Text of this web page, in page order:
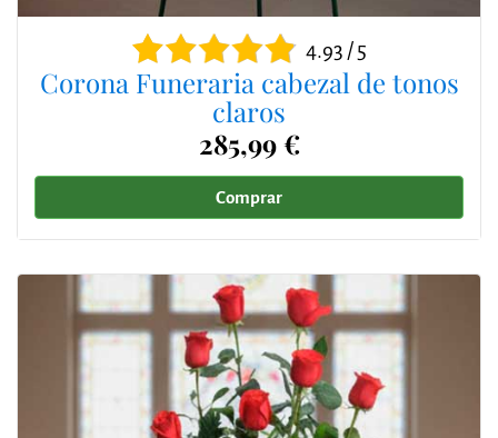
4.93 / 5
Corona Funeraria cabezal de tonos
claros
285,99 €
Comprar